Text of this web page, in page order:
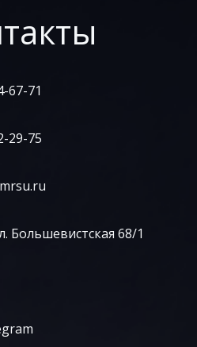
67-71
29-75
Большевистская 68/1